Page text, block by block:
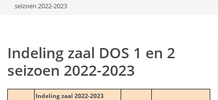
seizoen 2022-2023
Indeling zaal DOS 1 en 2
seizoen 2022-2023
Indeling zaal 2022-2023